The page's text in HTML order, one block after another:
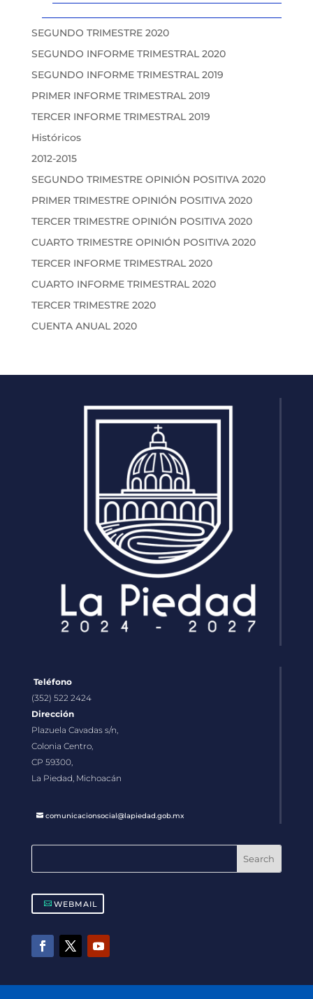
SEGUNDO TRIMESTRE 2020
SEGUNDO INFORME TRIMESTRAL 2020
SEGUNDO INFORME TRIMESTRAL 2019
PRIMER INFORME TRIMESTRAL 2019
TERCER INFORME TRIMESTRAL 2019
Históricos
2012-2015
SEGUNDO TRIMESTRE OPINIÓN POSITIVA 2020
PRIMER TRIMESTRE OPINIÓN POSITIVA 2020
TERCER TRIMESTRE OPINIÓN POSITIVA 2020
CUARTO TRIMESTRE OPINIÓN POSITIVA 2020
TERCER INFORME TRIMESTRAL 2020
CUARTO INFORME TRIMESTRAL 2020
TERCER TRIMESTRE 2020
CUENTA ANUAL 2020
Teléfono
(352) 522 2424
Dirección
Plazuela Cavadas s/n,
Colonia Centro,
CP 59300,
La Piedad, Michoacán
comunicacionsocial@lapiedad.gob.mx
WEBMAIL